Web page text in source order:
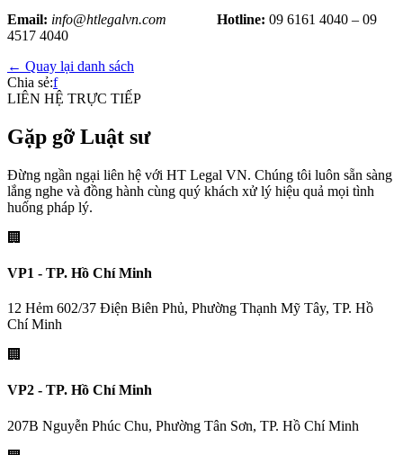
Email: info@htlegalvn.com Hotline: 09 6161 4040 – 09
4517 4040
← Quay lại danh sách
Chia sẻ:f
LIÊN HỆ TRỰC TIẾP
Gặp gỡ Luật sư
Đừng ngần ngại liên hệ với HT Legal VN. Chúng tôi luôn sẵn sàng
lắng nghe và đồng hành cùng quý khách xử lý hiệu quả mọi tình
huống pháp lý.
🏢
VP1 - TP. Hồ Chí Minh
12 Hẻm 602/37 Điện Biên Phủ, Phường Thạnh Mỹ Tây, TP. Hồ
Chí Minh
🏢
VP2 - TP. Hồ Chí Minh
207B Nguyễn Phúc Chu, Phường Tân Sơn, TP. Hồ Chí Minh